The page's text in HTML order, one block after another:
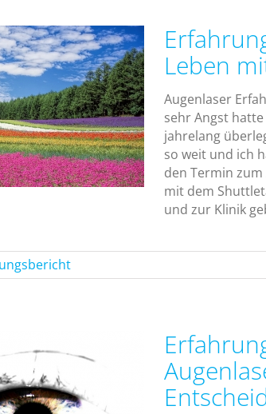
Leben
Augenlaser
sehr Angst
jahrelang
so weit und ich
den Termin
mit dem
und zur Klinik